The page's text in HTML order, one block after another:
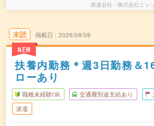
派遣会社 株式会社ニッ
未読
NEW
掲載日 2026/08/09
扶養内勤務＊週3日勤務＆
ローあり
職種未経験OK 交通費別途支給あり
派遣